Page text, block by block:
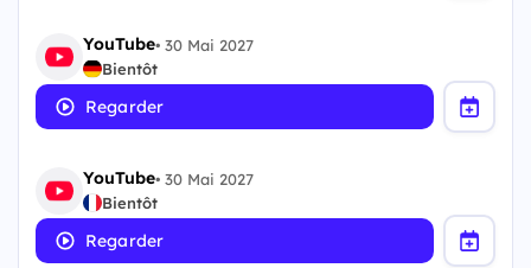
YouTube•30 Mai 2027
Bientôt
Regarder
YouTube•30 Mai 2027
Bientôt
Regarder